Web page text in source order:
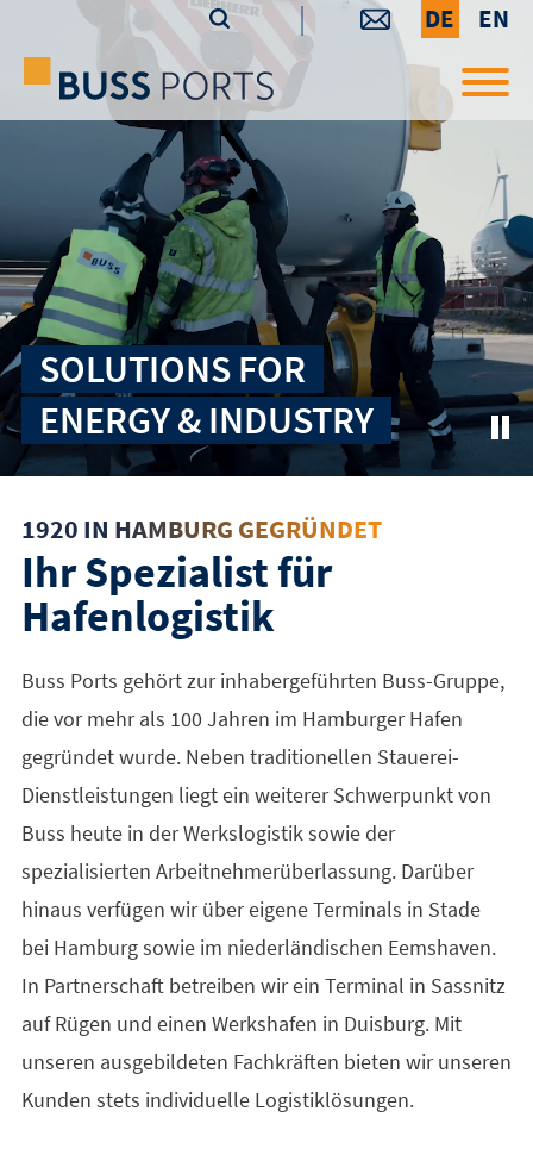
DE EN
SOLUTIONS FOR
ENERGY & INDUSTRY
1920 IN HAMBURG GEGRÜNDET
Ihr Spezialist für
Hafenlogistik
Buss Ports gehört zur inhabergeführten Buss-Gruppe,
die vor mehr als 100 Jahren im Hamburger Hafen
gegründet wurde. Neben traditionellen Stauerei-
Dienstleistungen liegt ein weiterer Schwerpunkt von
Buss heute in der Werkslogistik sowie der
spezialisierten Arbeitnehmerüberlassung. Darüber
hinaus verfügen wir über eigene Terminals in Stade
bei Hamburg sowie im niederländischen Eemshaven.
In Partnerschaft betreiben wir ein Terminal in Sassnitz
auf Rügen und einen Werkshafen in Duisburg. Mit
unseren ausgebildeten Fachkräften bieten wir unseren
Kunden stets individuelle Logistiklösungen.